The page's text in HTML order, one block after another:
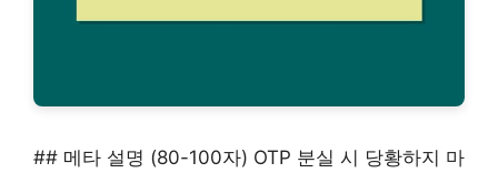
## 메타 설명 (80-100자) OTP 분실 시 당황하지 마